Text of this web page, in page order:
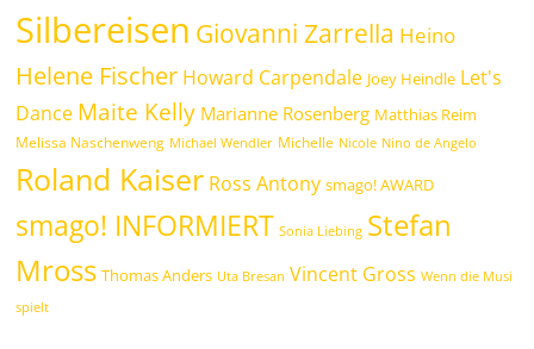
Silbereisen Giovanni Zarrella Heino
Helene Fischer Howard Carpendale Joey Heindle Let's
Dance Maite Kelly Marianne Rosenberg Matthias Reim
Melissa Naschenweng Michael Wendler Michelle Nicole Nino de Angelo
Roland Kaiser Ross Antony smago! AWARD
smago! INFORMIERT Sonia Liebing Stefan
Mross Thomas Anders Uta Bresan Vincent Gross Wenn die Musi
spielt